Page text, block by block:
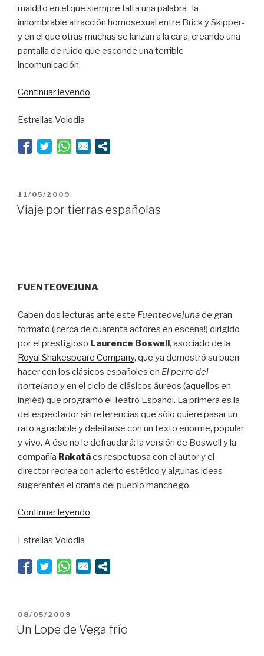
maldito en el que siempre falta una palabra -la
innombrable atracción homosexual entre Brick y Skipper-
y en el que otras muchas se lanzan a la cara, creando una
pantalla de ruido que esconde una terrible
incomunicación.
Continuar leyendo
los
Estrellas Volodia
PUBLICADO
EL
11/05/2009
Viaje por tierras españolas
FUENTEOVEJUNA
Caben dos lecturas ante este Fuenteovejunade gran
formato (¡cerca de cuarenta actores en escena!) dirigido
por el prestigioso Laurence Boswell, asociado de la
Royal Shakespeare Company, que ya demostró su buen
hacer con los clásicos españoles en El perro del
hortelanoy en el ciclo de clásicos áureos (aquellos en
inglés) que programó el Teatro Español. La primera es la
del espectador sin referencias que sólo quiere pasar un
rato agradable y deleitarse con un texto enorme, popular
y vivo. A ése no le defraudará: la versión de Boswell y la
compañía Rakatáes respetuosa con el autor y el
director recrea con acierto estético y algunas ideas
sugerentes el drama del pueblo manchego.
Continuar leyendo
Estrellas Volodia
PUBLICADO
EL
08/05/2009
Un Lope de Vega frío